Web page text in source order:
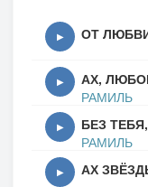
▶ ОТ
▶ АХ,
РАМИЛЬ
▶ БЕЗ
РАМИЛЬ
▶ АХ